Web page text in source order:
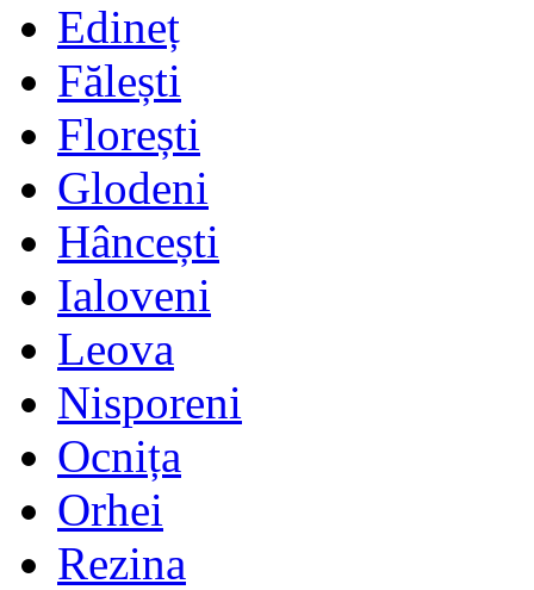
Edineț
Fălești
Florești
Glodeni
Hâncești
Ialoveni
Leova
Nisporeni
Ocnița
Orhei
Rezina